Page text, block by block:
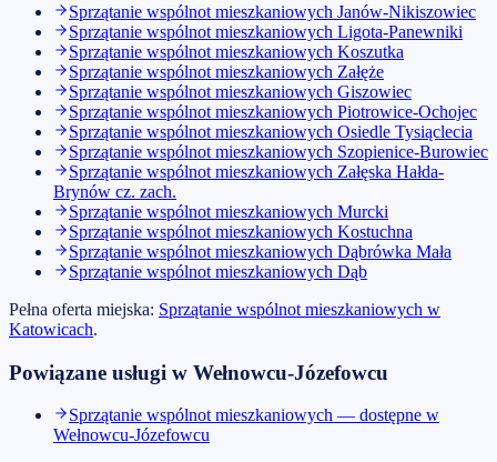
Sprzątanie wspólnot mieszkaniowych Janów-Nikiszowiec
Sprzątanie wspólnot mieszkaniowych Ligota-Panewniki
Sprzątanie wspólnot mieszkaniowych Koszutka
Sprzątanie wspólnot mieszkaniowych Załęże
Sprzątanie wspólnot mieszkaniowych Giszowiec
Sprzątanie wspólnot mieszkaniowych Piotrowice-Ochojec
Sprzątanie wspólnot mieszkaniowych Osiedle Tysiąclecia
Sprzątanie wspólnot mieszkaniowych Szopienice-Burowiec
Sprzątanie wspólnot mieszkaniowych Załęska Hałda-
Brynów cz. zach.
Sprzątanie wspólnot mieszkaniowych Murcki
Sprzątanie wspólnot mieszkaniowych Kostuchna
Sprzątanie wspólnot mieszkaniowych Dąbrówka Mała
Sprzątanie wspólnot mieszkaniowych Dąb
Pełna oferta miejska: Sprzątanie wspólnot mieszkaniowych w
Katowicach.
Powiązane usługi w Wełnowcu-Józefowcu
Sprzątanie wspólnot mieszkaniowych — dostępne w
Wełnowcu-Józefowcu